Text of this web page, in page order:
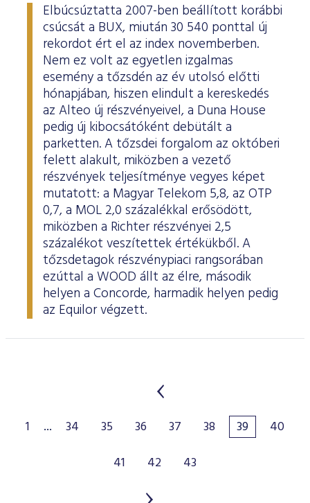
Elbúcsúztatta 2007-ben beállított korábbi
csúcsát a BUX, miután 30 540 ponttal új
rekordot ért el az index novemberben.
Nem ez volt az egyetlen izgalmas
esemény a tőzsdén az év utolsó előtti
hónapjában, hiszen elindult a kereskedés
az Alteo új részvényeivel, a Duna House
pedig új kibocsátóként debütált a
parketten. A tőzsdei forgalom az októberi
felett alakult, miközben a vezető
részvények teljesítménye vegyes képet
mutatott: a Magyar Telekom 5,8, az OTP
0,7, a MOL 2,0 százalékkal erősödött,
miközben a Richter részvényei 2,5
százalékot veszítettek értékükből. A
tőzsdetagok részvénypiaci rangsorában
ezúttal a WOOD állt az élre, második
helyen a Concorde, harmadik helyen pedig
az Equilor végzett.
1 ... 34 35 36 37 38 39
40
41
42 43